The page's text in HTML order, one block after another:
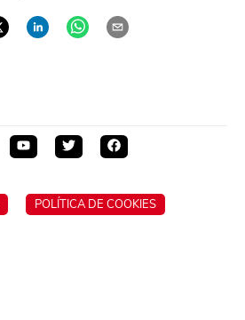
POLÍTICA DE COOKIES